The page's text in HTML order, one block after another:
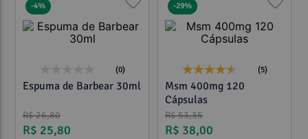
-4%
(0)
Espuma de Barbear 30ml
R$26,80
R$ 25,80
-29%
(5)
Msm 400mg 120
Cápsulas
R$53,35
R$ 38,00